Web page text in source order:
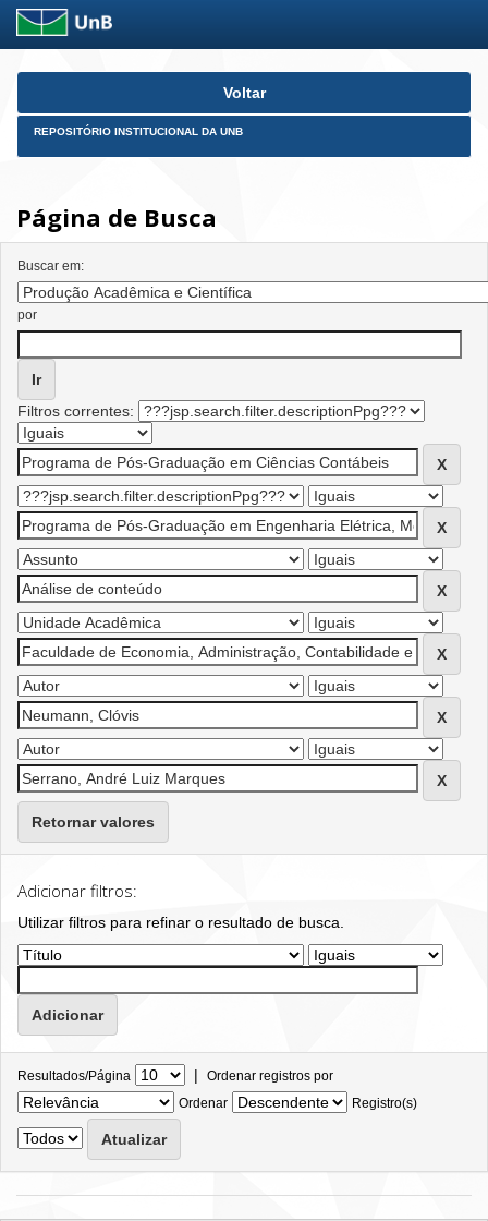
Skip
Voltar
REPOSITÓRIO INSTITUCIONAL DA UNB
Página de Busca
Buscar em:
por
Filtros correntes:
Retornar valores
Adicionar filtros:
Utilizar filtros para refinar o resultado de busca.
Resultados/Página | Ordenar registros por
Ordenar
Registro(s)